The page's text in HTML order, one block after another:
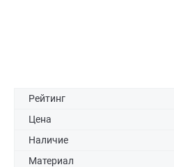
Рейтинг
Цена
Наличие
Материал